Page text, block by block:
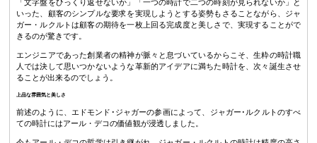
「文字盤をひっくり返せないか」「一つの時計で二つの時刻が見られないか」と
いった、顧客のシンプルな要求を実現しようとする姿勢もさることながら、ジャ
ガー・ルクルトは顧客の期待を一枚上回る完成度と美しさで、実現することがで
きるのが驚きです。
エンジニアであった創業者の精神が脈々と息づいているからこそ、生粋の時計職
人では決して思いつかないような革新的アイデアに満ちた時計を、次々誕生させ
ることが出来るのでしょう。
上品な雰囲気と美しさ
前述のように、エドモンド･ジャガーの参画によって、ジャガー･ルクルトのすべ
ての時計にはアール・デコの価値観が浸透しました。